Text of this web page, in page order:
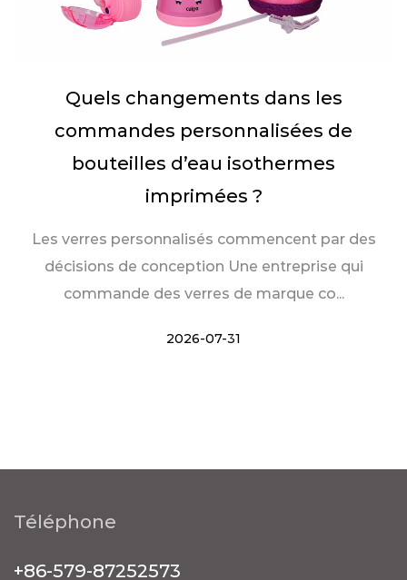
Quels changements dans les
commandes personnalisées de
bouteilles d’eau isothermes
imprimées ?
Les verres personnalisés commencent par des
décisions de conception Une entreprise qui
commande des verres de marque co...
2026-07-31
Téléphone
+86-579-87252573